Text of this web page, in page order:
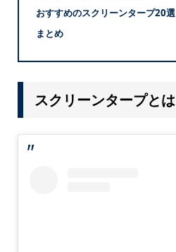
おすすめのスクリーンタープ20選
まとめ
スクリーンタープとは